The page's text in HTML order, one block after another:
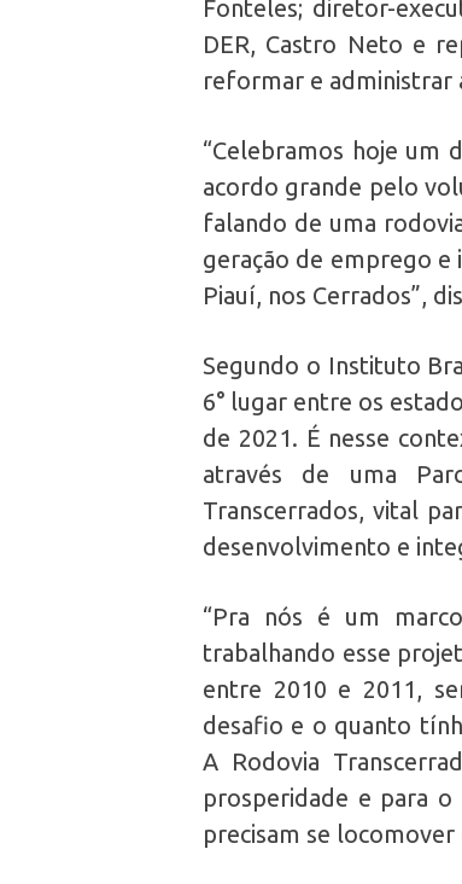
Fonteles; diretor-
DER, Castro Neto e
reformar e administrar
“Celebramos hoje um
acordo grande pelo
falando de uma
geração de emprego
Piauí, nos Cerrados”,
Segundo o Instituto
6° lugar entre os
de 2021. É nesse
através de uma
Transcerrados, vital
desenvolvimento e
“Pra nós é um
trabalhando esse
entre 2010 e 2011,
desafio e o quanto
A Rodovia
prosperidade e para o
precisam se locomover